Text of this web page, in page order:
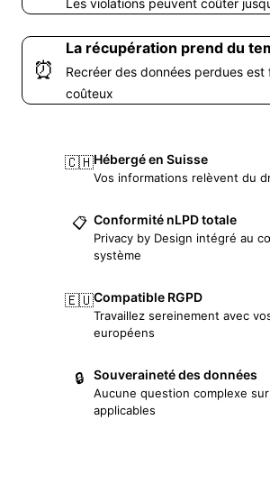
Les violations peuvent coûter
⏰
La récupération prend du
Recréer des données perdues
coûteux
🇨🇭Hébergé en Suisse
Vos informations relèvent du
📋 Conformité nLPD totale
Privacy by Design intégré au
système
🇪🇺Compatible RGPD
Travaillez sereinement avec
européens
🔒 Souveraineté des données
Aucune question complexe
applicables